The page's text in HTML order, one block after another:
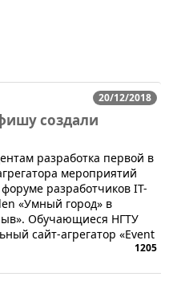
20/12/2018
создали
разработка первой в
мероприятий
разработчиков IT-
«Умный город» в
Обучающиеся НГТУ
сайт-агрегатор «Event
1205